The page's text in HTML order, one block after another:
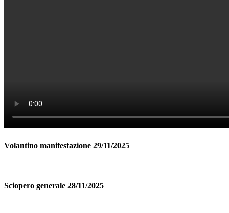
Volantino manifestazione 29/11/2025
Sciopero generale 28/11/2025